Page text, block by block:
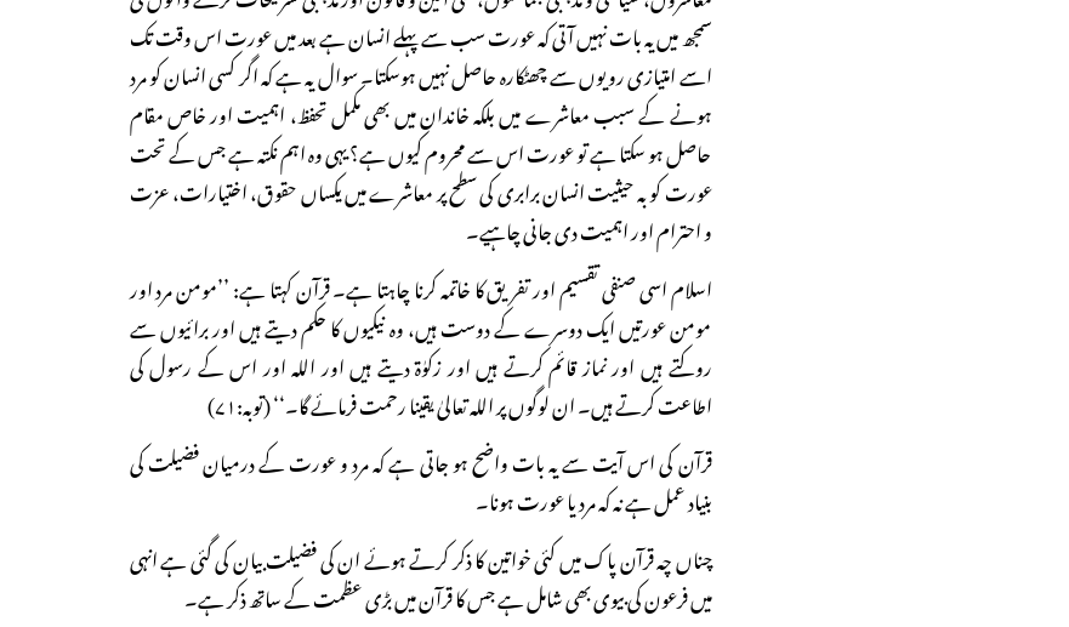
سمجھ میں یہ بات نہیں آتی کہ عورت سب سے پہلے انسان ہے بعد میں عورت اس وقت تک
اسے امتیازی رویوں سے چھٹکارہ حاصل نہیں ہوسکتا۔ سوال یہ ہے کہ اگر کسی انسان کو مرد
ہونے کے سبب معاشرے میں بلکہ خاندان میں بھی مکمل تحفظ، اہمیت اور خاص مقام
حاصل ہو سکتا ہے تو عورت اس سے محروم کیوں ہے؟ یہی وہ اہم نکتہ ہے جس کے تحت
عورت کو بہ حیثیت انسان برابری کی سطح پر معاشرے میں یکساں حقوق، اختیارات، عزت
و احترام اور اہمیت دی جانی چاہیے۔
اسلام اسی صنفی تقسیم اور تفریق کا خاتمہ کرنا چاہتا ہے۔ قرآن کہتا ہے: ’’مومن مرد اور
مومن عورتیں ایک دوسرے کے دوست ہیں، وہ نیکیوں کا حکم دیتے ہیں اور برائیوں سے
روکتے ہیں اور نماز قائم کرتے ہیں اور زکوٰۃ دیتے ہیں اور اللہ اور اس کے رسول کی
اطاعت کرتے ہیں۔ ان لوگوں پر اللہ تعالیٰ یقینا رحمت فرمائے گا۔‘‘ (توبہ:۷۱)
قرآن کی اس آیت سے یہ بات واضح ہو جاتی ہے کہ مرد و عورت کے درمیان فضیلت کی
بنیاد عمل ہے نہ کہ مرد یا عورت ہونا۔
چناں چہ قرآن پاک میں کئی خواتین کا ذکر کرتے ہوئے ان کی فضیلت بیان کی گئی ہے انہی
میں فرعون کی بیوی بھی شامل ہے جس کا قرآن میں بڑی عظمت کے ساتھ ذکر ہے۔